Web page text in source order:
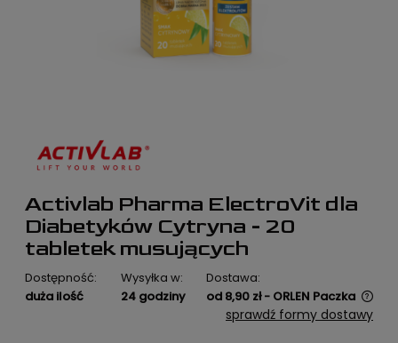
Activlab Pharma ElectroVit dla
Diabetyków Cytryna - 20
tabletek musujących
Dostępność:
duża ilość
Wysyłka w:
24 godziny
Dostawa:
od 8,90 zł - ORLEN Paczka
Cena nie zawiera ewentualnych kosztów płatności
sprawdź formy dostawy